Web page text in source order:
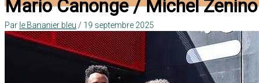
Mario Canonge / Michel Zenino
Par le Bananier bleu / 19 septembre 2025